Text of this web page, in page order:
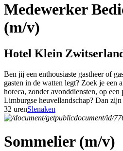
Medewerker
(m/v)
Hotel Klein
Ben jij een enthousiaste gastheer of
gasten in de watten legt? Zoek je een
horeca, zonder avonddiensten, op
Limburgse heuvellandschap? Dan
32 urenSlenaken
Sommelier (m/v)